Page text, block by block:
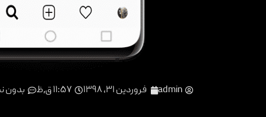
admin فروردین ۳۱, ۱۳۹۸ ۱۱:۵۷ ق٫ظ بدون